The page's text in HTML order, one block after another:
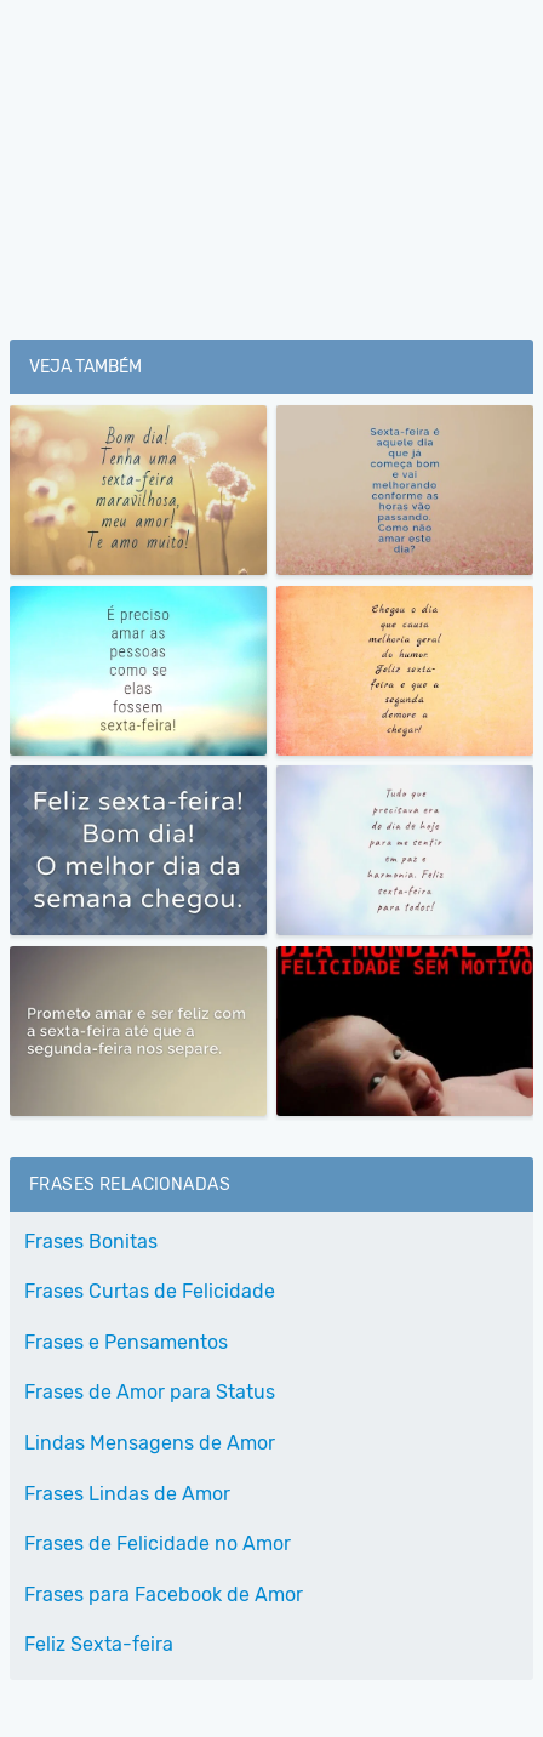
VEJA TAMBÉM
FRASES RELACIONADAS
Frases Bonitas
Frases Curtas de Felicidade
Frases e Pensamentos
Frases de Amor para Status
Lindas Mensagens de Amor
Frases Lindas de Amor
Frases de Felicidade no Amor
Frases para Facebook de Amor
Feliz Sexta-feira